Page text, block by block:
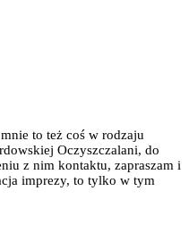
to też coś w rodzaju
Oczyszczalani, do
z nim kontaktu, zapraszam i
imprezy, to tylko w tym